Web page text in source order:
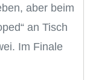
aber beim
an Tisch
Im Finale